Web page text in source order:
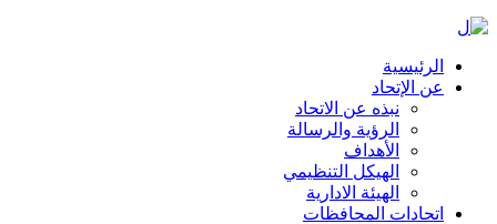
Main
navigation
الرئيسية
عن الإتحاد
نبذه عن الاتحاد
الرؤية والرسالة
الأهداف
الهيكل التنظيمي
الهيئة الادارية
اتحادات المحافظات